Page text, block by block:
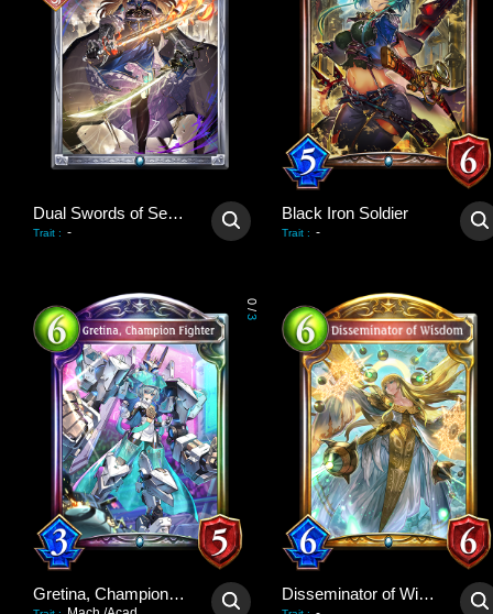
Dual Swords of Severance
Trait : -
Black Iron Soldier
Trait : -
0
/
3
Gretina, Champion Fighter Disseminator of Wisdom